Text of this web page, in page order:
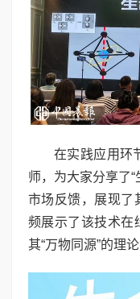
在实践应用环
师，为大家分享了
市场反馈，展现了
频展示了该技术在
其“万物同源”的理论